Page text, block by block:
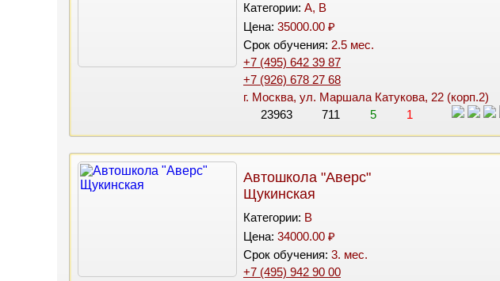
Категории: A, B
Цена: 35000.00 ₽
Срок обучения: 2.5 мес.
+7 (495) 642 39 87
+7 (926) 678 27 68
г. Москва, ул. Маршала Катукова, 22 (корп.2)
23963
711 5 1
Автошкола "Аверс"
Щукинская
Категории: B
Цена: 34000.00 ₽
Срок обучения: 3. мес.
+7 (495) 942 90 00